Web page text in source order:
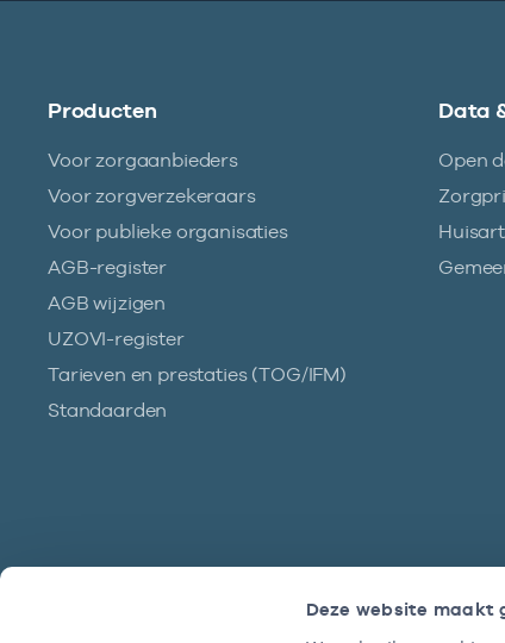
Deze website maakt
Producten
Voor zorgaanbieders
Voor zorgverzekeraars
Voor publieke organisaties
AGB-register
AGB wijzigen
UZOVI-register
Tarieven en prestaties (TOG/IFM)
Standaarden
Data
Open